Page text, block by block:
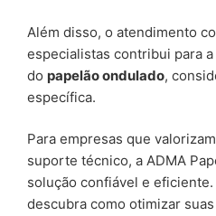
Além disso, o atendimento
especialistas contribui para
do papelão ondulado,
específica.
Para empresas que
suporte técnico, a ADMA
solução confiável e eficiente.
descubra como otimizar